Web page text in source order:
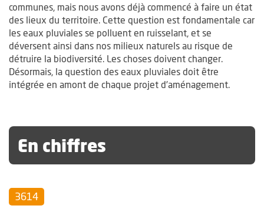
communes, mais nous avons déjà commencé à faire un état
des lieux du territoire. Cette question est fondamentale car
les eaux pluviales se polluent en ruisselant, et se
déversent ainsi dans nos milieux naturels au risque de
détruire la biodiversité. Les choses doivent changer.
Désormais, la question des eaux pluviales doit être
intégrée en amont de chaque projet d’aménagement.
En chiffres
3614